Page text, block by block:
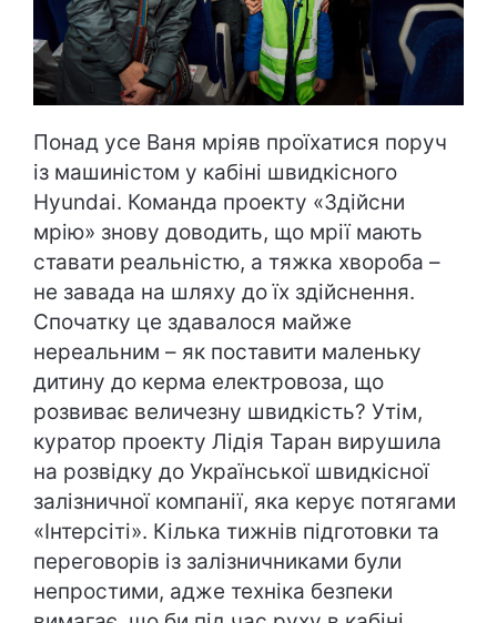
Понад усе Ваня мріяв проїхатися поруч
із машиністом у кабіні швидкісного
Hyundai. Команда проекту «Здійсни
мрію» знову доводить, що мрії мають
ставати реальністю, а тяжка хвороба –
не завада на шляху до їх здійснення.
Спочатку це здавалося майже
нереальним – як поставити маленьку
дитину до керма електровоза, що
розвиває величезну швидкість? Утім,
куратор проекту Лідія Таран вирушила
на розвідку до Української швидкісної
залізничної компанії, яка керує потягами
«Інтерсіті». Кілька тижнів підготовки та
переговорів із залізничниками були
непростими, адже техніка безпеки